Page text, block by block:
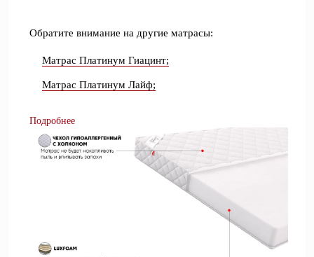
Обратите внимание на другие матрасы:
Матрас Платинум Гиацинт;
Матрас Платинум Лайф;
Подробнее